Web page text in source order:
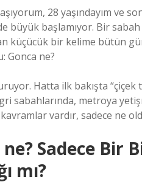
28 yaşındayım ve
büyük başlamıyor. Bir
küçücük bir kelime bütün
Gonca ne?
Hatta ilk bakışta “çiçek
sabahlarında, metroya
vardır, sadece ne
Sadece Bir
mı?